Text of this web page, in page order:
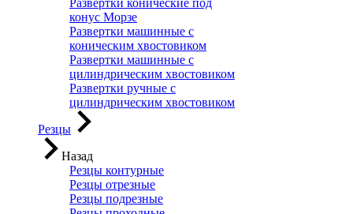
Развертки конические под
конус Морзе
Развертки машинные с
коническим хвостовиком
Развертки машинные с
цилиндрическим хвостовиком
Развертки ручные с
цилиндрическим хвостовиком
Резцы
Назад
Резцы контурные
Резцы отрезные
Резцы подрезные